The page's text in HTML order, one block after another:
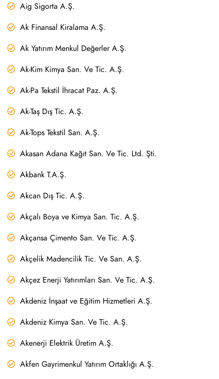
Aig Sigorta A.Ş.
Ak Finansal Kiralama A.Ş.
Ak Yatırım Menkul Değerler A.Ş.
Ak-Kim Kimya San. Ve Tic. A.Ş.
Ak-Pa Tekstil İhracat Paz. A.Ş.
Ak-Taş Dış Tic. A.Ş.
Ak-Tops Tekstil San. A.Ş.
Akasan Adana Kağıt San. Ve Tic. Ltd. Şti.
Akbank T.A.Ş.
Akcan Dış Tic. A.Ş.
Akçalı Boya ve Kimya San. Tic. A.Ş.
Akçansa Çimento San. Ve Tic. A.Ş.
Akçelik Madencilik Tic. Ve San. A.Ş.
Akçez Enerji Yatırımları San. Ve Tic. A.Ş.
Akdeniz İnşaat ve Eğitim Hizmetleri A.Ş.
Akdeniz Kimya San. Ve Tic. A.Ş.
Akenerji Elektrik Üretim A.Ş.
Akfen Gayrimenkul Yatırım Ortaklığı A.Ş.